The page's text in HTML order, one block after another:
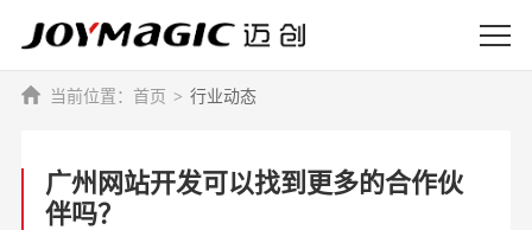
首页 行业动态
广州网站开发可以找到更多的合作伙
伴吗？